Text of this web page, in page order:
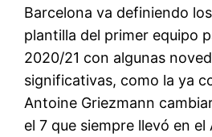
Barcelona va definiendo
plantilla del primer equipo
2020/21 con algunas
significativas, como la ya
Antoine Griezmann
el 7 que siempre llevó en